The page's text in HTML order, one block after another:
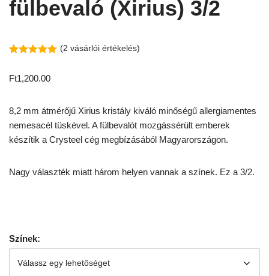
fülbevaló (Xirius) 3/2
ből,
(2 vásárlói értékelés)
Ft1,200.00
8,2 mm átmérőjű Xirius kristály kiváló minőségű allergiamentes
nemesacél tüskével. A fülbevalót mozgássérült emberek
készítik a Crysteel cég megbízásából Magyarországon.
Nagy választék miatt három helyen vannak a színek. Ez a 3/2.
Színek: